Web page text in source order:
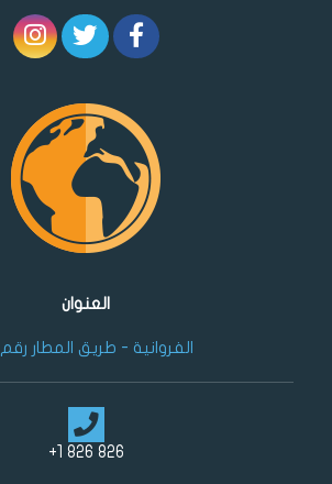
العنوان
الفروانية - طريق المطار رقم 55
826 826 1+